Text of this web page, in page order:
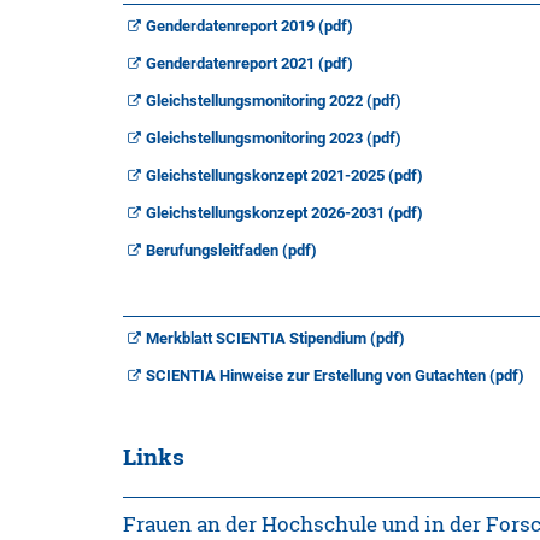
Genderdatenreport 2019 (pdf)
Genderdatenreport 2021 (pdf)
Gleichstellungsmonitoring 2022 (pdf)
Gleichstellungsmonitoring 2023 (pdf)
Gleichstellungskonzept 2021-2025 (pdf)
Gleichstellungskonzept 2026-2031 (pdf)
Berufungsleitfaden (pdf)
Merkblatt SCIENTIA Stipendium (pdf)
SCIENTIA Hinweise zur Erstellung von Gutachten (pdf)
Links
Frauen an der Hochschule und in der